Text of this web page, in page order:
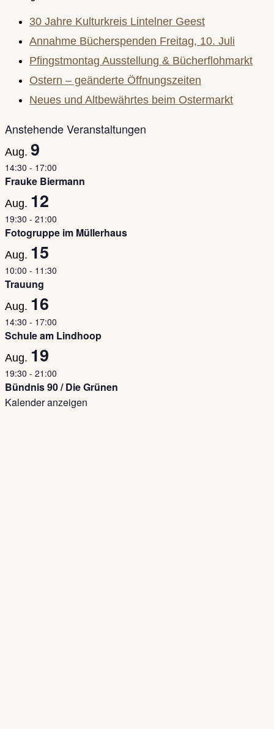
30 Jahre Kulturkreis Lintelner Geest
Annahme Bücherspenden Freitag, 10. Juli
Pfingstmontag Ausstellung & Bücherflohmarkt
Ostern – geänderte Öffnungszeiten
Neues und Altbewährtes beim Ostermarkt
Anstehende Veranstaltungen
Aug. 9
14:30 - 17:00
Frauke Biermann
Aug. 12
19:30 - 21:00
Fotogruppe im Müllerhaus
Aug. 15
10:00 - 11:30
Trauung
Aug. 16
14:30 - 17:00
Schule am Lindhoop
Aug. 19
19:30 - 21:00
Bündnis 90 / Die Grünen
Kalender anzeigen